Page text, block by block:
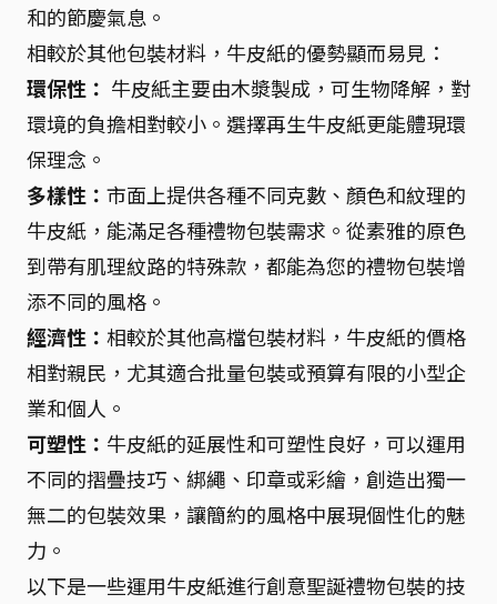
和的節慶氣息。
相較於其他包裝材料，牛皮紙的優勢顯而易見：
環保性： 牛皮紙主要由木漿製成，可生物降解，對
環境的負擔相對較小。選擇再生牛皮紙更能體現環
保理念。
多樣性： 市面上提供各種不同克數、顏色和紋理的
牛皮紙，能滿足各種禮物包裝需求。從素雅的原色
到帶有肌理紋路的特殊款，都能為您的禮物包裝增
添不同的風格。
經濟性： 相較於其他高檔包裝材料，牛皮紙的價格
相對親民，尤其適合批量包裝或預算有限的小型企
業和個人。
可塑性： 牛皮紙的延展性和可塑性良好，可以運用
不同的摺疊技巧、綁繩、印章或彩繪，創造出獨一
無二的包裝效果，讓簡約的風格中展現個性化的魅
力。
以下是一些運用牛皮紙進行創意聖誕禮物包裝的技